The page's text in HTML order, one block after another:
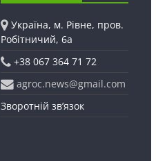
Україна, м. Рівне, пров.
Робітничий, 6а
+38 067 364 71 72
agroc.news@gmail.com
Зворотній зв’язок